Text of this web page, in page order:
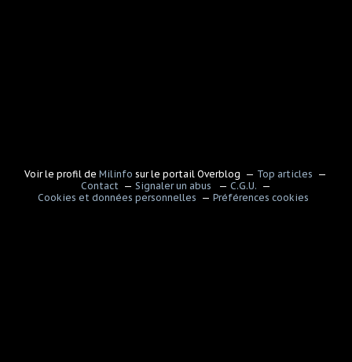
Voir le profil deMilinfo sur le portail Overblog
Top articles
Contact
Signaler un abus
C.G.U.
Cookies et données personnelles
Préférences cookies